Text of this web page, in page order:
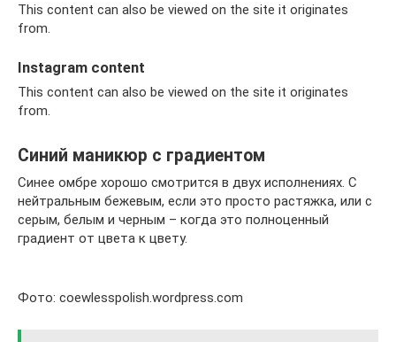
This content can also be viewed on the site it originates
from.
Instagram content
This content can also be viewed on the site it originates
from.
Синий маникюр с градиентом
Синее омбре хорошо смотрится в двух исполнениях. С
нейтральным бежевым, если это просто растяжка, или с
серым, белым и черным – когда это полноценный
градиент от цвета к цвету.
Фото: coewlesspolish.wordpress.com